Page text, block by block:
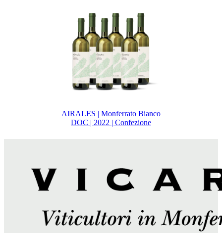
AIRALES | Monferrato Bianco
DOC | 2022 | Confezione